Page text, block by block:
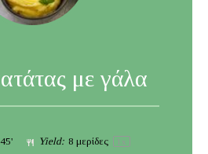
με γάλα
45' Yield: 8 μερίδες 1 x